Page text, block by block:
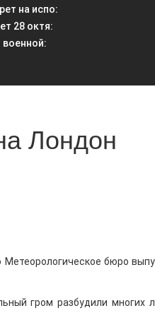
на испо:
28 октя:
:
Лондон
бюро
гром разбудили многих